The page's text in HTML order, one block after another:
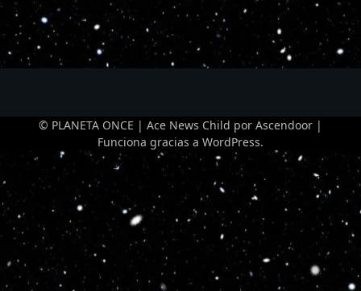
© PLANETA ONCE | Ace News Child por Ascendoor |
Funciona gracias a WordPress.
Optimized by Seraphinite Accelerator
Turns on site high speed to be attractive for people and search engines.